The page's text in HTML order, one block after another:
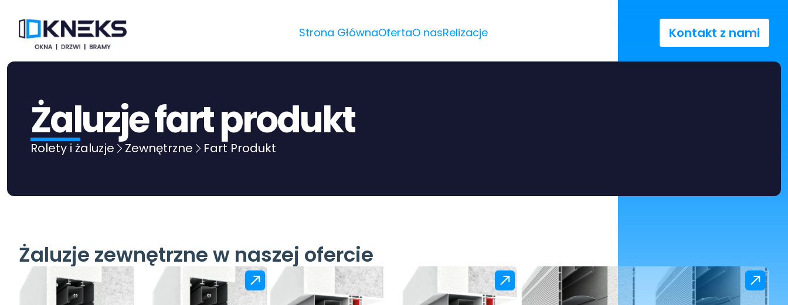
Strona GłównaOfertaO nasRelizacje Kontakt z nami
Żaluzje fart produkt
Rolety i żaluzje Zewnętrzne Fart Produkt
Żaluzje zewnętrzne w naszej ofercie